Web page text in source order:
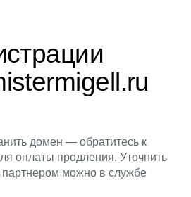
домен — обратитесь к
оплаты продления. Уточнить
партнером можно в службе